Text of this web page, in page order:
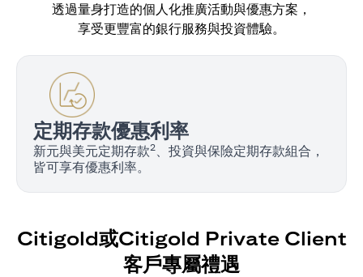
透過量身打造的個人化推廣活動與優惠方案，
享受更豐富的銀行服務與投資體驗。
定期存款優惠利率
新元與美元定期存款2、投資與保險定期存款組合，
皆可享有優惠利率。
Citigold或Citigold Private Client
客戶專屬禮遇